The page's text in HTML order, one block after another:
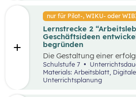
widmet sich insbesondere
von Entrepreneur:innen
Intrapreneur:innen.
Faktoren ab. Demzufolge
Unterrichtsszenario auf
Kriterien für das
Unternehmen näher
nur für Pilot-, WIKU- oder
Lernstrecke 2
Geschäftsideen
begründen
Die Gestaltung einer
Geschäftsidee ist der
Selbstständigkeit und die
erfolgreiches
Schulstufe 7
Materials: Arbeitsblatt,
Unterrichtsplanung